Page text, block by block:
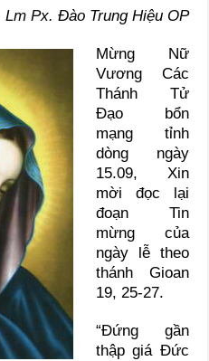
Lm Px. Đào Trung Hiệu OP
Mừng Nữ
Vương Các
Thánh Tử
Đạo bổn
mạng tỉnh
dòng ngày
15.09, Xin
mời đọc lại
đoạn Tin
mừng của
ngày lễ theo
thánh Gioan
19, 25-27.
“Đứng gần
thập giá Đức